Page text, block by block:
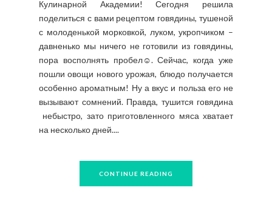
Кулинарной Академии! Сегодня решила
поделиться с вами рецептом говядины, тушеной
с молоденькой морковкой, луком, укропчиком –
давненько мы ничего не готовили из говядины,
пора восполнять пробел☺. Сейчас, когда уже
пошли овощи нового урожая, блюдо получается
особенно ароматным! Ну а вкус и польза его не
вызывают сомнений. Правда, тушится говядина
небыстро, зато приготовленного мяса хватает
на несколько дней....
CONTINUE READING